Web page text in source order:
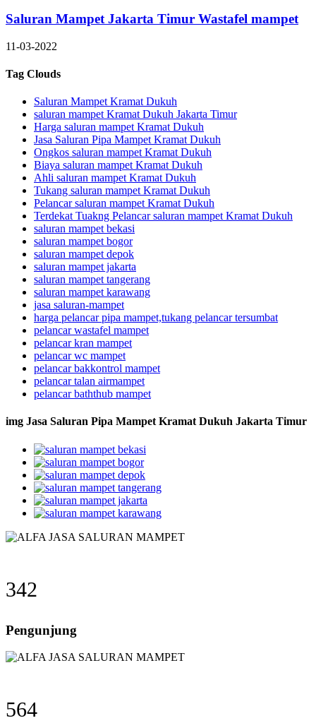
Saluran Mampet Jakarta Timur Wastafel mampet
11-03-2022
Tag Clouds
Saluran Mampet Kramat Dukuh
saluran mampet Kramat Dukuh Jakarta Timur
Harga saluran mampet Kramat Dukuh
Jasa Saluran Pipa Mampet Kramat Dukuh
Ongkos saluran mampet Kramat Dukuh
Biaya saluran mampet Kramat Dukuh
Ahli saluran mampet Kramat Dukuh
Tukang saluran mampet Kramat Dukuh
Pelancar saluran mampet Kramat Dukuh
Terdekat Tuakng Pelancar saluran mampet Kramat Dukuh
saluran mampet bekasi
saluran mampet bogor
saluran mampet depok
saluran mampet jakarta
saluran mampet tangerang
saluran mampet karawang
jasa saluran-mampet
harga pelancar pipa mampet,tukang pelancar tersumbat
pelancar wastafel mampet
pelancar kran mampet
pelancar wc mampet
pelancar bakkontrol mampet
pelancar talan airmampet
pelancar baththub mampet
img Jasa Saluran Pipa Mampet Kramat Dukuh Jakarta Timur
342
Pengunjung
564